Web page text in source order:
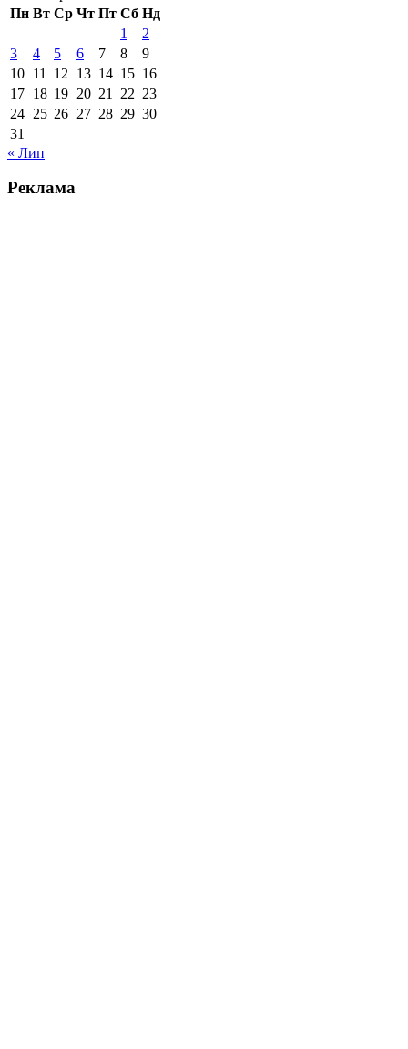
Пн Вт Ср Чт Пт Сб Нд
1
2
3
4 5 6 7 8
9
10 11 12 13 14 15 16
17 18 19 20 21 22 23
24 25 26 27 28 29 30
31
« Лип
Реклама